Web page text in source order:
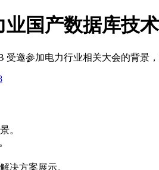
国产数据库技
受邀参加电力行业相关大会的背景
。
决方案展示。